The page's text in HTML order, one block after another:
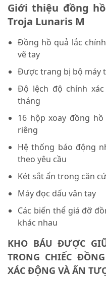
Giới thiệu đồng
Troja Lunaris M
Đồng hồ quả lắc
vẽ tay
Được trang bị bộ máy
Độ lệch độ chính
tháng
16 hộp xoay đồng
riêng
Hệ thống báo động
theo yêu cầu
Két sắt ẩn trong căn cứ
Máy đọc dấu vân tay
Các biến thể giá đỡ
khác nhau
KHO BÁU ĐƯỢC
TRONG CHIẾC
XÁC ĐỘNG VÀ ẤN